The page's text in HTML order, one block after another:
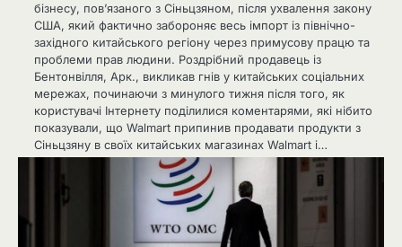
бізнесу, пов’язаного з Сіньцзяном, після ухвалення закону
США, який фактично забороняє весь імпорт із північно-
західного китайського регіону через примусову працю та
проблеми прав людини. Роздрібний продавець із
Бентонвілля, Арк., викликав гнів у китайських соціальних
мережах, починаючи з минулого тижня після того, як
користувачі Інтернету поділилися коментарями, які нібито
показували, що Walmart припинив продавати продукти з
Сіньцзяну в своїх китайських магазинах Walmart і…